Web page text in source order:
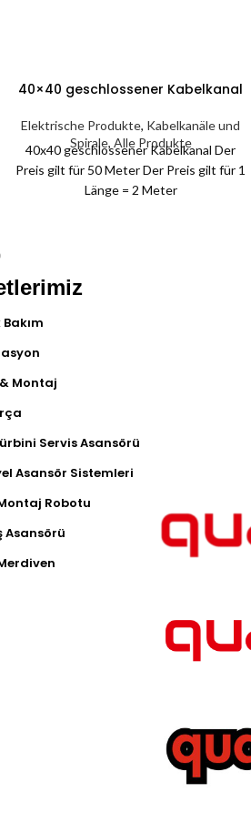
40×40 geschlossener Kabelkanal
Elektrische Produkte, Kabelkanäle und
Spirale, Alle Produkte
40x40 geschlossener Kabelkanal Der
Preis gilt für 50 Meter Der Preis gilt für 1
Länge = 2 Meter
Montaj
Servis Asansörü
Asansör Sistemleri
Robotu
Asansörü